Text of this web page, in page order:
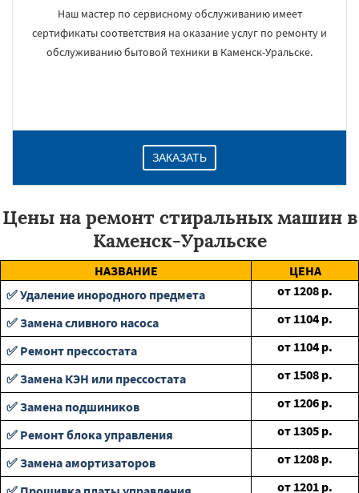
Наш мастер по сервисному обслуживанию имеет
сертификаты соответствия на оказание услуг по ремонту и
обслуживанию бытовой техники в Каменск-Уральске.
ЗАКАЗАТЬ
Цены на ремонт стиральных машин в
Каменск-Уральске
НАЗВАНИЕ
ЦЕНА
✅ Удаление инородного предмета
от 1208 р.
✅ Замена сливного насоса
от 1104 р.
✅ Ремонт прессостата
от 1104 р.
✅ Замена КЭН или прессостата
от 1508 р.
✅ Замена подшиников
от 1206 р.
✅ Ремонт блока управления
от 1305 р.
✅ Замена амортизаторов
от 1208 р.
от 1201 р.